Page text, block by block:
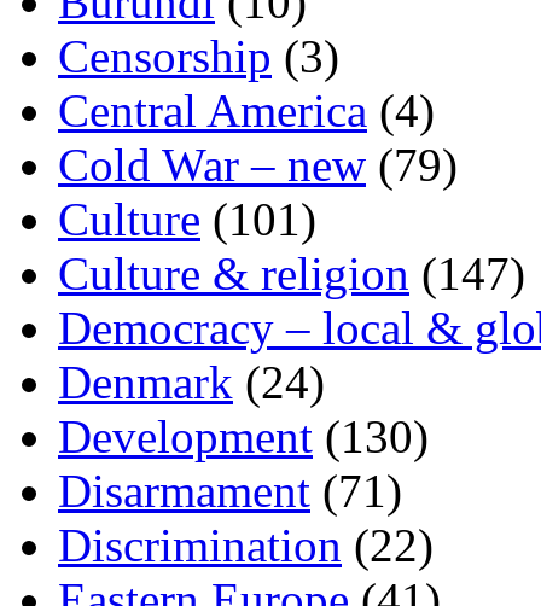
Censorship (3)
Central America (4)
Cold War – new (79)
Culture (101)
Culture & religion (147)
Democracy – local &
Denmark (24)
Development (130)
Disarmament (71)
Discrimination (22)